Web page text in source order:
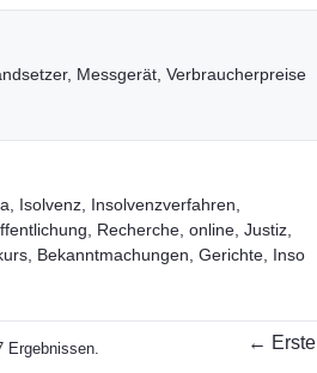
Messgerät, Verbraucherpreise
Isolvenz, Insolvenzverfahren,
Recherche, online, Justiz,
Bekanntmachungen, Gerichte, Inso
Ergebnissen. ← Erste